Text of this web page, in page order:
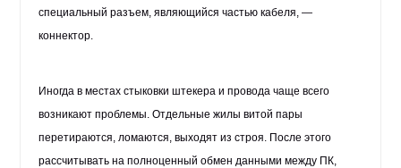
специальный разъем, являющийся частью кабеля, —
коннектор.
Иногда в местах стыковки штекера и провода чаще всего
возникают проблемы. Отдельные жилы витой пары
перетираются, ломаются, выходят из строя. После этого
рассчитывать на полноценный обмен данными между ПК,